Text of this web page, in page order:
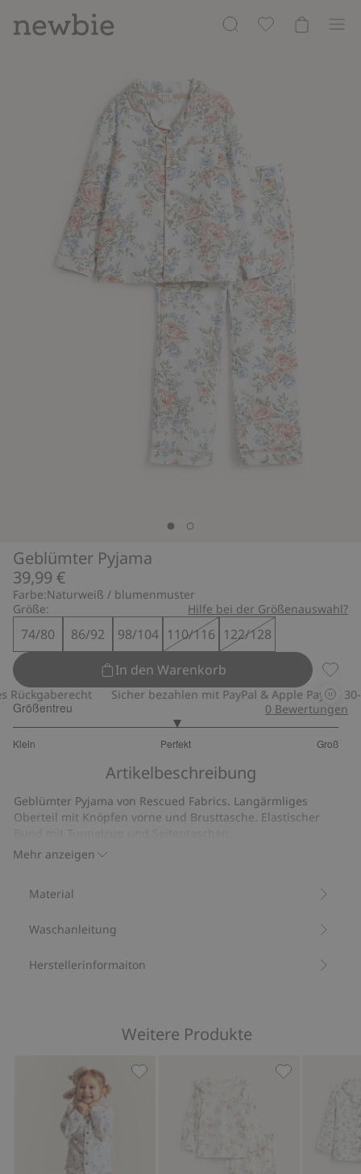
Geblümter Pyjama
39,99 €
Farbe:Naturweiß / blumenmuster
Größe:
Hilfe bei der Größenauswahl?
74/80 86/92 98/104 110/116 122/128
In den Warenkorb
Sicher bezahlen mit PayPal & Apple Pay 30-
Größentreu
Klein Perfekt Groß
von
1
Bewertungen
0 Bewertungen
Artikelbeschreibung
Mehr anzeigen
Geblümter Pyjama von Rescued Fabrics. Langärmliges
Oberteil mit Knöpfen vorne und Brusttasche. Elastischer
Wir retten übrig gebliebene Newbie-Stoffe, um daraus
neue Produkte zu kreieren, die wieder geliebt werden.
Artikelnummer
Material
Waschanleitung
Herstellerinformaiton
Weitere Produkte
Gemusterter Pyjama, Zu Favoriten
Pyjamaset